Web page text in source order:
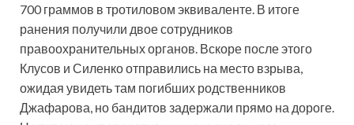
700 граммов в тротиловом эквиваленте. В итоге
ранения получили двое сотрудников
правоохранительных органов. Вскоре после этого
Клусов и Силенко отправились на место взрыва,
ожидая увидеть там погибших родственников
Джафарова, но бандитов задержали прямо на дороге.